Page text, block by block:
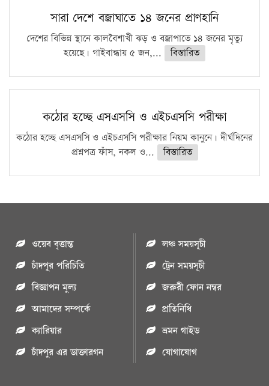
সারা দেশে বজ্রাঘাতে ১৪ জনের প্রাণহানি
দেশের বিভিন্ন স্থানে কালবৈশাখী ঝড় ও বজ্রাপাতে ১৪ জনের মৃত্যু
হয়েছে। গাইবান্ধায় ৫ জন,...
বিস্তারিত
কঠোর হচ্ছে এসএসসি ও এইচএসসি পরীক্ষা
কঠোর হচ্ছে এসএসসি ও এইচএসসি পরীক্ষার নিয়ম কানুনে। দীর্ঘদিনের
প্রশ্নপত্র ফাঁস, নকল ও...
বিস্তারিত
ওয়েব বৃত্তান্ত
চাঁদপুর পরিচিতি
বিজ্ঞাপন মুল্য
আমাদের সম্পর্কে
ক্যারিয়ার
চাঁদপুর এর ডাক্তারগন
লঞ্চ সময়সূচী
ট্রেন সময়সূচী
জরুরী ফোন নম্বর
প্রতিনিধি
ভ্রমন গাইড
যোগাযোগ